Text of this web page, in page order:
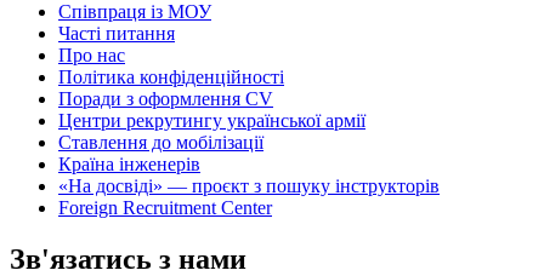
Співпраця із МОУ
Часті питання
Про нас
Політика конфіденційності
Поради з оформлення CV
Центри рекрутингу української армії
Ставлення до мобілізації
Країна інженерів
«На досвіді» — проєкт з пошуку інструкторів
Foreign Recruitment Center
Зв'язатись з нами